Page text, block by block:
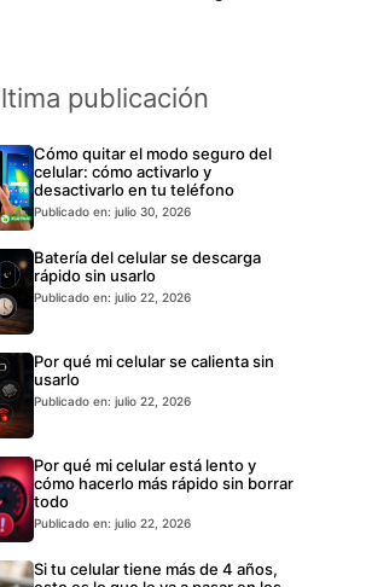
publicación
Cómo quitar el modo seguro del
celular: cómo activarlo y
desactivarlo en tu teléfono
Publicado en: julio 30, 2026
Batería del celular se descarga
rápido sin usarlo
Publicado en: julio 22, 2026
Por qué mi celular se calienta sin
usarlo
Publicado en: julio 22, 2026
Por qué mi celular está lento y
cómo hacerlo más rápido sin borrar
todo
Publicado en: julio 22, 2026
Si tu celular tiene más de 4 años,